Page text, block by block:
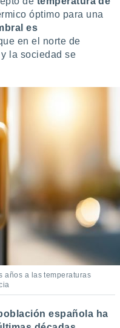
óptimo para una
es
en el norte de
la sociedad se
años a las temperaturas
española ha